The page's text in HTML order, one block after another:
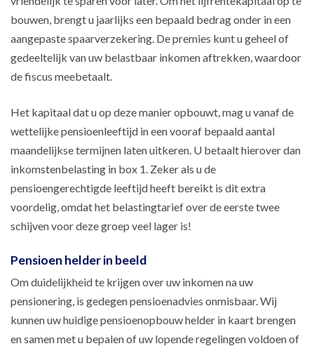
bouwen, brengt u jaarlijks een bepaald bedrag onder in een
aangepaste spaarverzekering. De premies kunt u geheel of
gedeeltelijk van uw belastbaar inkomen aftrekken, waardoor
de fiscus meebetaalt.
Het kapitaal dat u op deze manier opbouwt, mag u vanaf de
wettelijke pensioenleeftijd in een vooraf bepaald aantal
maandelijkse termijnen laten uitkeren. U betaalt hierover dan
inkomstenbelasting in box 1. Zeker als u de
pensioengerechtigde leeftijd heeft bereikt is dit extra
voordelig, omdat het belastingtarief over de eerste twee
schijven voor deze groep veel lager is!
Pensioen helder in beeld
Om duidelijkheid te krijgen over uw inkomen na uw
pensionering, is gedegen pensioenadvies onmisbaar. Wij
kunnen uw huidige pensioenopbouw helder in kaart brengen
en samen met u bepalen of uw lopende regelingen voldoen of